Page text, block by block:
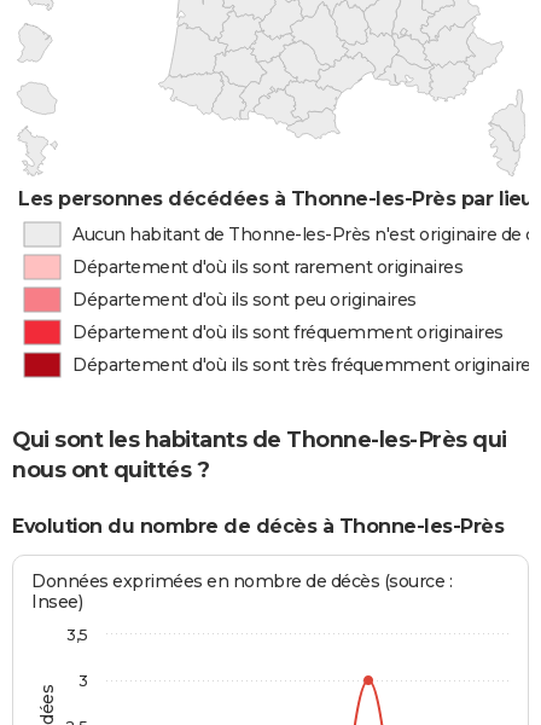
Les personnes décédées à Thonne-les-Près par lieu
Aucun habitant de Thonne-les-Près n'est originaire de
Département d'où ils sont rarement originaires
Département d'où ils sont peu originaires
Département d'où ils sont fréquemment originaires
Département d'où ils sont très fréquemment originaires
Qui sont les habitants de Thonne-les-Près qui
nous ont quittés ?
Evolution du nombre de décès à Thonne-les-Près
Données exprimées en nombre de décès (source :
Insee)
3
3,5